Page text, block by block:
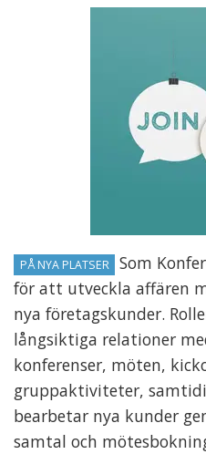
PÅ NYA PLATSER
Som
för att utveckla affären
nya företagskunder.
långsiktiga relationer
konferenser, möten,
gruppaktiviteter,
bearbetar nya kunder
samtal och